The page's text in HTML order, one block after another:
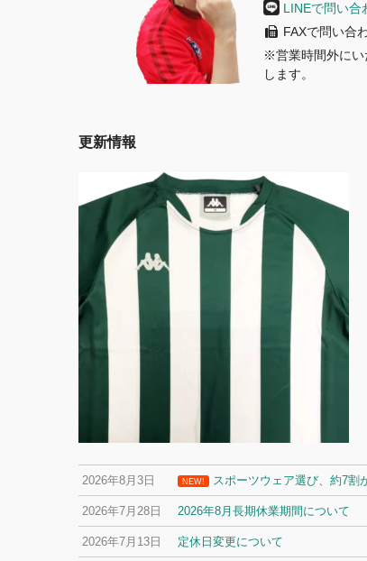
LINEで問い合
FAXで問い合
※営業時間外にい
します。
更新情報
2026年8月3日 NEW! スポーツウェア選び、約7割
2026年7月28日 2026年8月長期休業期間について
2026年7月13日 定休日変更について